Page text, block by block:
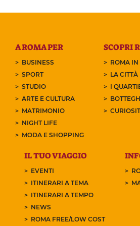
A ROMA PER
BUSINESS
SPORT
STUDIO
ARTE E CULTURA
MATRIMONIO
NIGHT LIFE
MODA E SHOPPING
SCOPRI
ROMA IN
LA CITTÀ
I
IL TUO VIAGGIO
EVENTI
ITINERARI A TEMA
ITINERARI A TEMPO
NEWS
ROMA FREE/LOW COST